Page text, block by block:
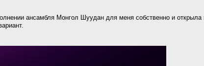
ансамбля Монгол Шуудан для меня собственно и